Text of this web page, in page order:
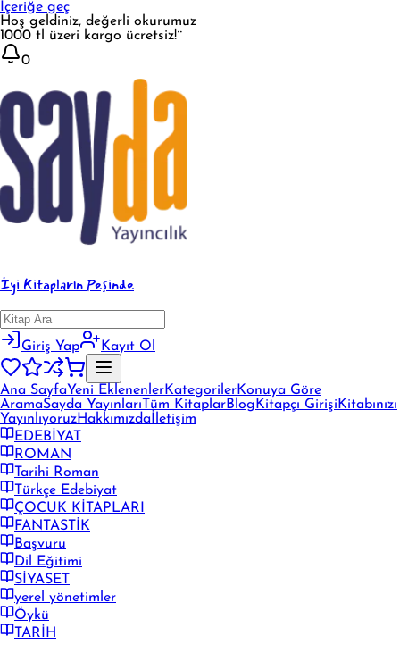
İçeriğe geç
Hoş geldiniz, değerli okurumuz
1000 tl üzeri kargo ücretsiz!¨
0
İyi Kitapların Peşinde
Giriş Yap Kayıt Ol
Ana SayfaYeni EklenenlerKategorilerKonuya Göre
AramaSayda Yayınları Tüm KitaplarBlog Kitapçı Girişi Kitabınızı
YayınlıyoruzHakkımızda İletişim
EDEBİYAT
ROMAN
Tarihi Roman
Türkçe Edebiyat
ÇOCUK KİTAPLARI
FANTASTİK
Başvuru
Dil Eğitimi
SİYASET
yerel yönetimler
Öykü
TARİH